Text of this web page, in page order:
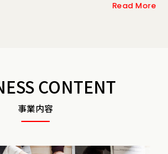
Read More
CONTENT
事業内容